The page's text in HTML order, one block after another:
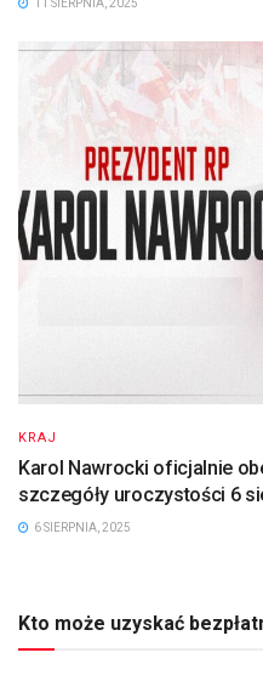
11 SIERPNIA, 2025
KRAJ
Karol Nawrocki oficjalnie
szczegóły uroczystości 6
6 SIERPNIA, 2025
Kto może uzyskać